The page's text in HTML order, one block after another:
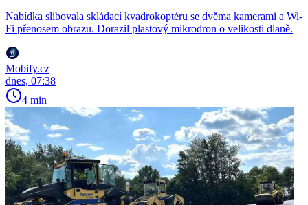
Nabídka slibovala skládací kvadrokoptéru se dvěma kamerami a Wi-
Fi přenosem obrazu. Dorazil plastový mikrodron o velikosti dlaně.
Mobify.cz
dnes, 07:38
4 min